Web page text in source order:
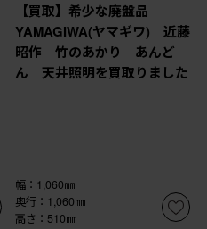
【買取】希少な廃盤品
YAMAGIWA(ヤマギワ) 近藤
昭作 竹のあかり あんど
ん 天井照明を買取りました
幅：1,060㎜
奥行：1,060㎜
高さ：510㎜